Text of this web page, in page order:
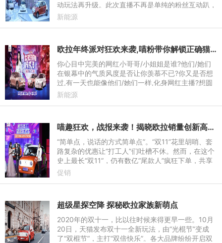
动玩法再升级。此次直播不再是单纯的粉丝互动趴，
而是撬动粉丝力量来参与到带货一线，以真实体验和
新能源
欧拉年终派对狂欢来袭,喵粉带你解锁正确猫冬姿势
你心目中完美的网红小哥哥/小姐姐是谁?他们/她们
在银幕中的气质风度是否让你羡慕不已?你又是否想
过,有一天也能像他们/她们一样,化身网红主播?想圆
梦这一夙愿,那么即将于12月14日晚7点开启的“欧拉F
新能源
喵趣狂欢，战报来袭！揭晓欧拉销量创新高的终极秘密
“简单点，说话的方式简单点”。“双11”花里胡哨、套
路复杂的优惠让“打工人”们吐槽不休。然而，在这个
史上最长“双11”，仍有数亿“尾款人”疯狂下单，共享
这场购物狂欢节。论宠粉，欧拉是认真的。今年“双1
促销
超级星探空降 探秘欧拉家族新萌点
2020年的双十一，比以往时候来得更早一些。10月
20日，天猫发布双十一全新玩法，由“光棍节”变成
了“双棍节”，主打“双倍快乐”。各大品牌纷纷开启双